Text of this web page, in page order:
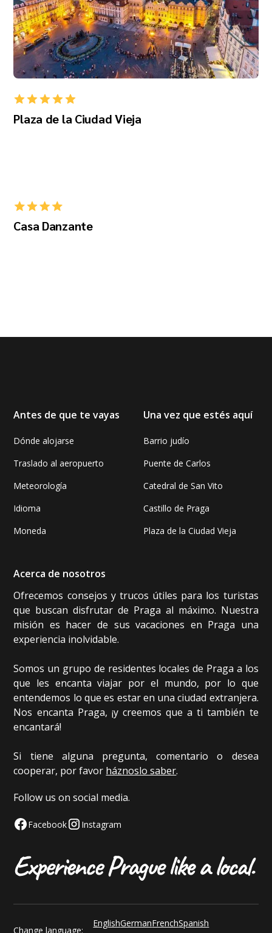
Plaza de la Ciudad Vieja
Casa Danzante
Antes de que te vayas
Dónde alojarse
Traslado al aeropuerto
Meteorología
Idioma
Moneda
Una vez que estés aquí
Barrio judío
Puente de Carlos
Catedral de San Vito
Castillo de Praga
Plaza de la Ciudad Vieja
Acerca de nosotros
Ofrecemos consejos y trucos útiles para los turistas
que buscan disfrutar de Praga al máximo. Nuestra
misión es hacer de sus vacaciones en Praga una
experiencia inolvidable.
Somos un grupo de residentes locales de Praga a los
que les encanta viajar por el mundo, por lo que
entendemos lo que es estar en una ciudad extranjera.
Nos encanta Praga, ¡y creemos que a ti también te
encantará!
Si tiene alguna pregunta, comentario o desea
cooperar, por favor háznoslo saber.
Follow us on social media.
Facebook Instagram
Change language:
EnglishGermanFrenchSpanish